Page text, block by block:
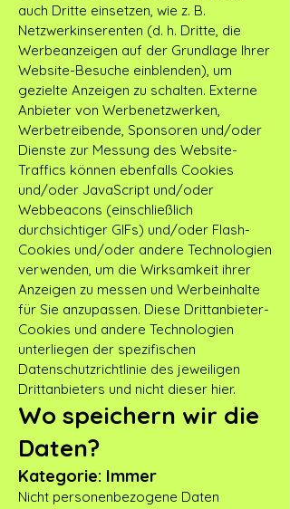
auch Dritte einsetzen, wie z. B.
Netzwerkinserenten (d. h. Dritte, die
Werbeanzeigen auf der Grundlage Ihrer
Website-Besuche einblenden), um
gezielte Anzeigen zu schalten. Externe
Anbieter von Werbenetzwerken,
Werbetreibende, Sponsoren und/oder
Dienste zur Messung des Website-
Traffics können ebenfalls Cookies
und/oder JavaScript und/oder
Webbeacons (einschließlich
durchsichtiger GIFs) und/oder Flash-
Cookies und/oder andere Technologien
verwenden, um die Wirksamkeit ihrer
Anzeigen zu messen und Werbeinhalte
für Sie anzupassen. Diese Drittanbieter-
Cookies und andere Technologien
unterliegen der spezifischen
Datenschutzrichtlinie des jeweiligen
Drittanbieters und nicht dieser hier.
Wo speichern wir die
Daten?
Kategorie: Immer
Nicht personenbezogene Daten